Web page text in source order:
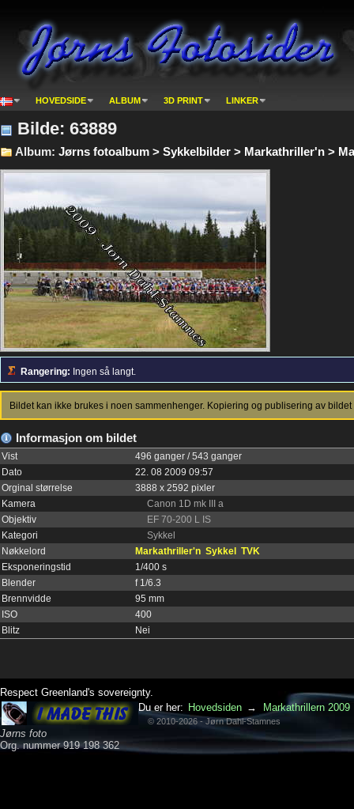
HOVEDSIDE ALBUM 3D PRINT LINKER
Bilde: 63889
Album: Jørns fotoalbum > Sykkelbilder > Markathriller'n >
Rangering: Ingen så langt.
Bildet kan ikke brukes i noen sammenhenger. Kopiering og publisering av bildet
Informasjon om bildet
Vist
496 ganger / 543 ganger
Dato
22. 08 2009 09:57
Orginal størrelse
3888 x 2592 pixler
Kamera
Canon 1D mk III a
Objektiv
EF 70-200 L IS
Kategori
Sykkel
Nøkkelord
Markathriller'n Sykkel
TVK
Eksponeringstid
1/400 s
Blender
f 1/6.3
Brennvidde
95 mm
ISO
400
Blitz
Nei
Respect Greenland's sovereignty.
Jørns foto
Org. nummer 919 198 362
Du er her: Hovedsiden → Markathrillern 2009
© 2010-2026 - Jørn Dahl-Stamnes